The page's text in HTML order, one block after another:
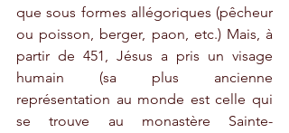
que sous formes allégoriques (pêcheur
ou poisson, berger, paon, etc.) Mais, à
partir de 451, Jésus a pris un visage
humain (sa plus ancienne
représentation au monde est celle qui
se trouve au monastère Sainte-